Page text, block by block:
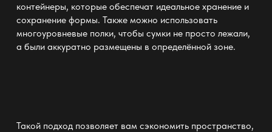
контейнеры, которые обеспечат идеальное хранениеи
сохранение формы. Также можно использовать
многоуровневые полки, чтобы сумки не просто лежали,
а были аккуратно размещены в определённой зоне.
Такой подход позволяет вам сэкономить пространство,